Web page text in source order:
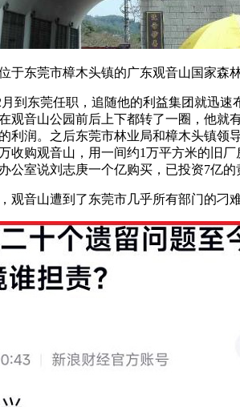
东莞市樟木头镇的广东观音山国家森
到东莞任职，追随他的利益集团就迅
观音山公园前后上下都转了一圈，他
利润。之后东莞市林业局和樟木头镇
收购观音山，用一间约1万平方米的旧
公室说刘志庚一个亿购买，已投资7亿的
观音山遭到了东莞市几乎所有部门的